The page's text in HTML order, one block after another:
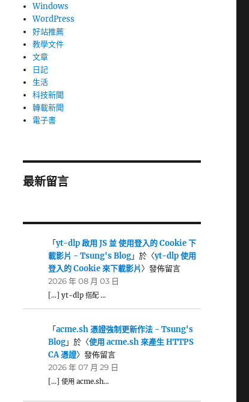
Windows
WordPress
好站推薦
教學文件
文章
日記
生活
科技新聞
轉載新聞
電子書
最新留言
「yt-dlp 啟用 JS 並 使用登入的 Cookie 下
載影片 - Tsung's Blog」於〈yt-dlp 使用
登入的 Cookie 來下載影片〉發佈留言
2026 年 08 月 03 日
[…] yt-dlp 搭配 …
「acme.sh 憑證強制更新作法 - Tsung's
Blog」於〈使用 acme.sh 來產生 HTTPS
CA 憑證〉發佈留言
2026 年 07 月 29 日
[…] 使用 acme.sh…